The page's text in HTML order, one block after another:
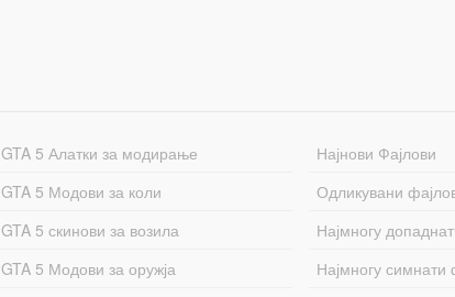
GTA 5 Алатки за модирање
GTA 5 Модови за коли
GTA 5 скинови за возила
GTA 5 Модови за оружја
Најнови Фајлови
Одликувани
Најмногу
Најмногу симнати